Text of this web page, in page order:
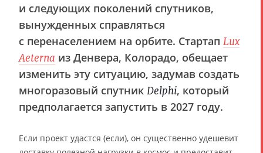
и следующих поколений спутников,
вынужденных справляться
с перенаселением на орбите. Стартап Lux
Aeterna из Денвера, Колорадо, обещает
изменить эту ситуацию, задумав создать
многоразовый спутник Delphi, который
предполагается запустить в 2027 году.
Если проект удастся (если), он существенно удешевит